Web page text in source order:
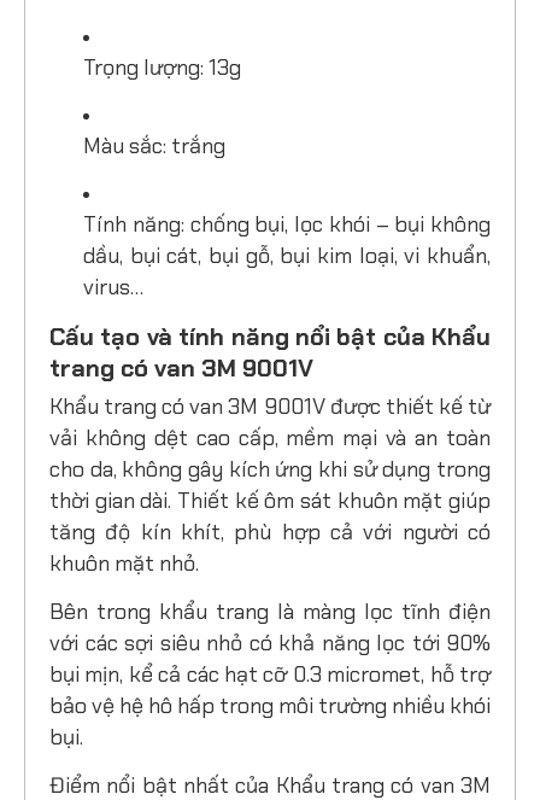
Trọng lượng: 13g
Màu sắc: trắng
Tính năng: chống bụi, lọc khói – bụi không
dầu, bụi cát, bụi gỗ, bụi kim loại, vi khuẩn,
virus…
Cấu tạo và tính năng nổi bật của Khẩu
trang có van 3M 9001V
Khẩu trang có van 3M 9001V được thiết kế từ
vải không dệt cao cấp, mềm mại và an toàn
cho da, không gây kích ứng khi sử dụng trong
thời gian dài. Thiết kế ôm sát khuôn mặt giúp
tăng độ kín khít, phù hợp cả với người có
khuôn mặt nhỏ.
Bên trong khẩu trang là màng lọc tĩnh điện
với các sợi siêu nhỏ có khả năng lọc tới 90%
bụi mịn, kể cả các hạt cỡ 0.3 micromet, hỗ trợ
bảo vệ hệ hô hấp trong môi trường nhiều khói
bụi.
Điểm nổi bật nhất của Khẩu trang có van 3M